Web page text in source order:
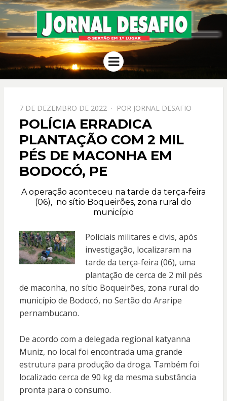
JORNAL
DESAFIO
O Sertão em 1º Lugar
Menu
PPOSTADO
EM
7 DE DEZEMBRO DE 2022 POR JORNAL DESAFIO
POLÍCIA ERRADICA
PLANTAÇÃO COM 2 MIL
PÉS DE MACONHA EM
BODOCÓ, PE
A operação aconteceu na tarde da terça-feira
(06), no sítio Boqueirões, zona rural do
município
Policiais militares e civis, após
investigação, localizaram na
tarde da terça-feira (06), uma
plantação de cerca de 2 mil pés
de maconha, no sítio Boqueirões, zona rural do
município de Bodocó, no Sertão do Araripe
pernambucano.
De acordo com a delegada regional katyanna
Muniz, no local foi encontrada uma grande
estrutura para produção da droga. Também foi
localizado cerca de 90 kg da mesma substância
pronta para o consumo.